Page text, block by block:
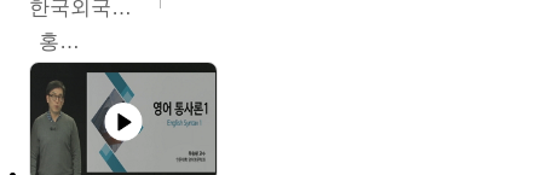
한국외국어대학교
홍성훈